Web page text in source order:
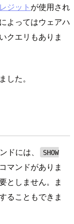
ジット が使用され
よってはウェアハ
クエリもありま
た。
ドには、
SHOW
マンドがありま
としません。ま
ることもできま